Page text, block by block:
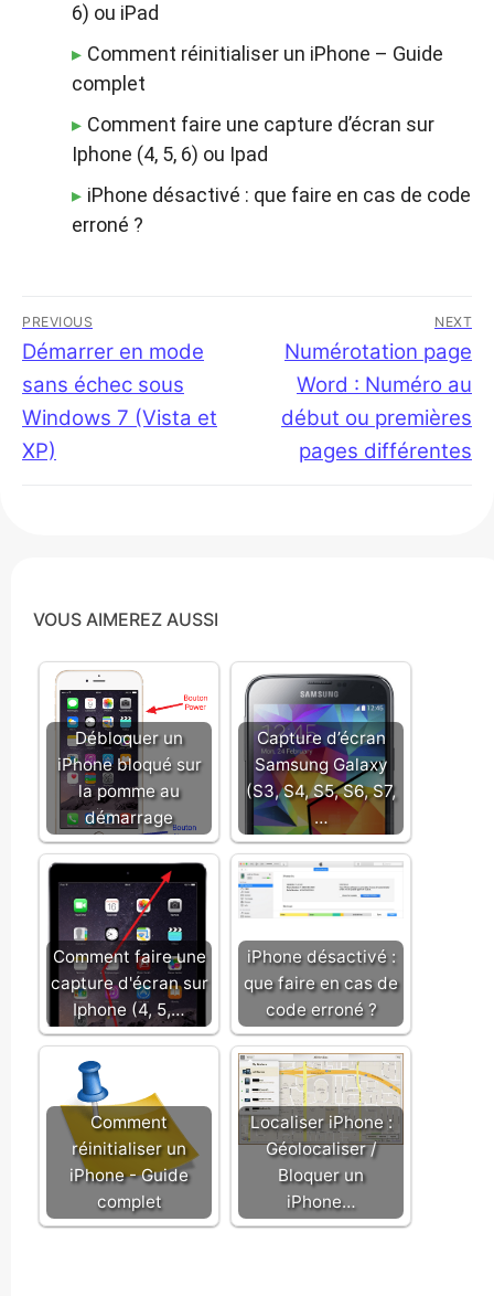
6) ou iPad
Comment réinitialiser un iPhone – Guide
complet
Comment faire une capture d’écran sur
Iphone (4, 5, 6) ou Ipad
iPhone désactivé : que faire en cas de code
erroné ?
Navigation
de
l’article
PREVIOUS
Previous
post:
Démarrer en mode
sans échec sous
Windows 7 (Vista et
XP)
NEXT
Next
post:
Numérotation page
Word : Numéro au
début ou premières
pages différentes
VOUS AIMEREZ AUSSI
Débloquer un
iPhone bloqué sur
la pomme au
démarrage
Capture d’écran
Samsung Galaxy
(S3, S4, S5, S6, S7,
…
Comment faire une
capture d'écran sur
Iphone (4, 5,…
iPhone désactivé :
que faire en cas de
code erroné ?
Comment
réinitialiser un
iPhone - Guide
complet
Localiser iPhone :
Géolocaliser /
Bloquer un
iPhone…